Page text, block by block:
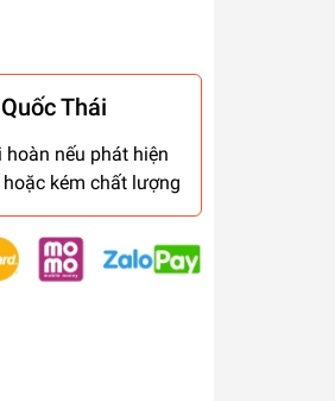
Thái
hoàn nếu phát hiện
kém chất lượng